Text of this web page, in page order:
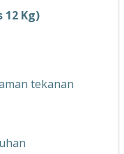
12 Kg)
tekanan